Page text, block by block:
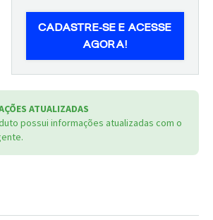
CADASTRE-SE E ACESSE
AGORA!
ATUALIZADAS
possui informações atualizadas com o